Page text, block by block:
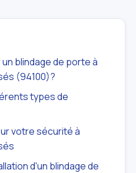
blindage de porte à
(94100)?
types de
votre sécurité à
d'un blindage de